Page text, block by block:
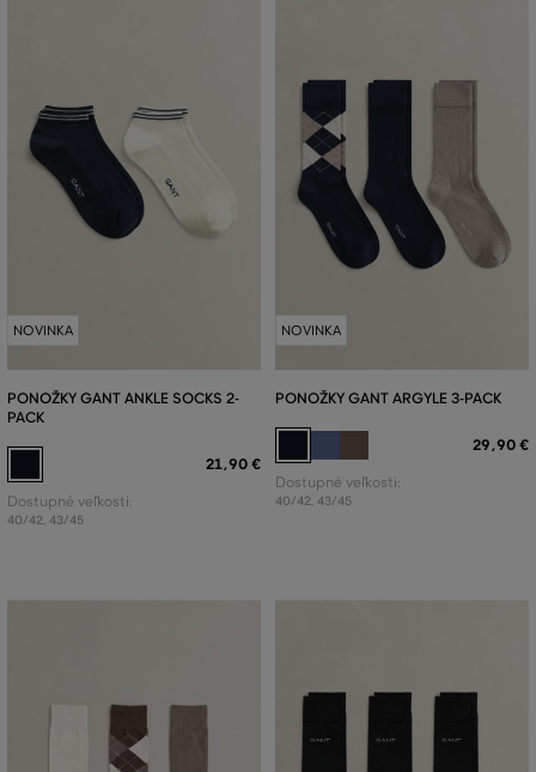
NOVINKA
PONOŽKY GANT ANKLE SOCKS 2-
PACK
21,90 €
Dostupné veľkosti:
40/42, 43/45
NOVINKA
PONOŽKY GANT ARGYLE 3-PACK
29,90 €
Dostupné veľkosti:
40/42, 43/45